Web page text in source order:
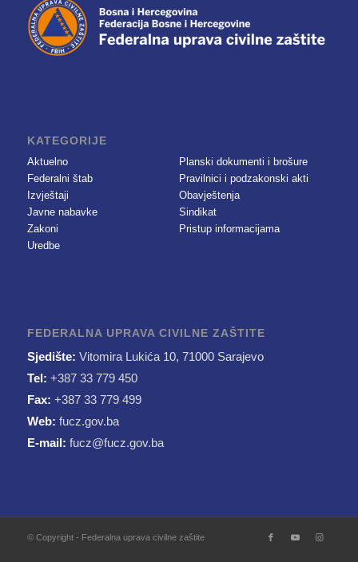
KATEGORIJE
Aktuelno
Federalni štab
Izvještaji
Javne nabavke
Zakoni
Uredbe
Planski dokumenti i brošure
Pravilnici i podzakonski akti
Obavještenja
Sindikat
Pristup informacijama
FEDERALNA UPRAVA CIVILNE ZAŠTITE
Sjedište: Vitomira Lukića 10, 71000 Sarajevo
Tel: +387 33 779 450
Fax: +387 33 779 499
Web: fucz.gov.ba
E-mail: fucz@fucz.gov.ba
© Copyright - Federalna uprava civilne zaštite